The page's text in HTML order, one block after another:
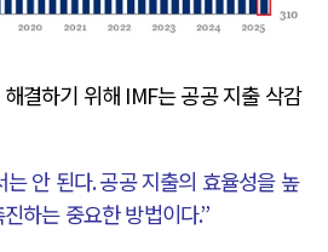
결하기 위해 IMF는 공공 지출 삭감
는 안 된다.공공 지출의 효율성을 높
하는 중요한 방법이다.”